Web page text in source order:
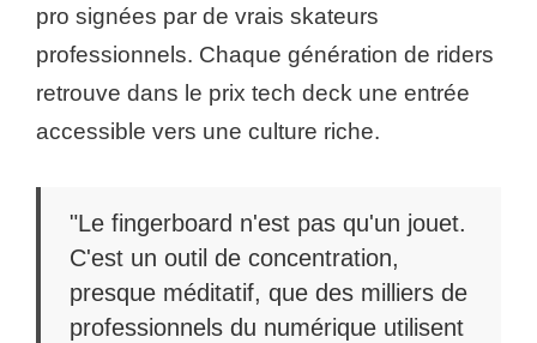
pro signées par de vrais skateurs
professionnels. Chaque génération de riders
retrouve dans le prix tech deck une entrée
accessible vers une culture riche.
"Le fingerboard n'est pas qu'un jouet.
C'est un outil de concentration,
presque méditatif, que des milliers de
professionnels du numérique utilisent